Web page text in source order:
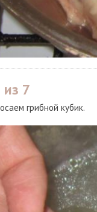
из 7
грибной кубик.